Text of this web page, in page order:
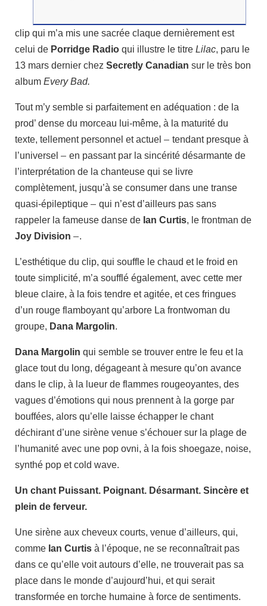
clip qui m’a mis une sacrée claque dernièrement est
celui de Porridge Radio qui illustre le titre Lilac, paru le
13 mars dernier chez Secretly Canadian sur le très bon
album Every Bad.
Tout m’y semble si parfaitement en adéquation : de la
prod’ dense du morceau lui-même, à la maturité du
texte, tellement personnel et actuel – tendant presque à
l’universel – en passant par la sincérité désarmante de
l’interprétation de la chanteuse qui se livre
complètement, jusqu’à se consumer dans une transe
quasi-épileptique – qui n’est d’ailleurs pas sans
rappeler la fameuse danse de Ian Curtis, le frontman de
Joy Division –.
L’esthétique du clip, qui souffle le chaud et le froid en
toute simplicité, m’a soufflé également, avec cette mer
bleue claire, à la fois tendre et agitée, et ces fringues
d’un rouge flamboyant qu’arbore La frontwoman du
groupe, Dana Margolin.
Dana Margolin qui semble se trouver entre le feu et la
glace tout du long, dégageant à mesure qu’on avance
dans le clip, à la lueur de flammes rougeoyantes, des
vagues d’émotions qui nous prennent à la gorge par
bouffées, alors qu’elle laisse échapper le chant
déchirant d’une sirène venue s’échouer sur la plage de
l’humanité avec une pop ovni, à la fois shoegaze, noise,
synthé pop et cold wave.
Un chant Puissant. Poignant. Désarmant. Sincère et
plein de ferveur.
Une sirène aux cheveux courts, venue d’ailleurs, qui,
comme Ian Curtis à l’époque, ne se reconnaîtrait pas
dans ce qu’elle voit autours d’elle, ne trouverait pas sa
place dans le monde d’aujourd’hui, et qui serait
transformée en torche humaine à force de sentiments.